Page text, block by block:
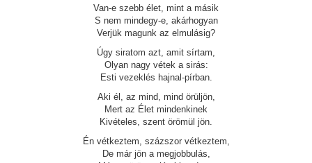
Van-e szebb élet, mint a másik
S nem mindegy-e, akárhogyan
Verjük magunk az elmulásig?
Úgy siratom azt, amit sírtam,
Olyan nagy vétek a sirás:
Esti vezeklés hajnal-pírban.
Aki él, az mind, mind örüljön,
Mert az Élet mindenkinek
Kivételes, szent örömül jön.
Én vétkeztem, százszor vétkeztem,
De már jön a megjobbulás,